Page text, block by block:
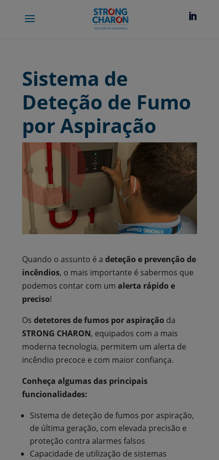
Sistema de
Deteção de Fumo
por Aspiração
Quando o assunto é a deteção e prevenção de
incêndios, o mais importante é sabermos que
podemos contar com um alerta rápido e
preciso!
Os detetores de fumos por aspiração da
STRONG CHARON, equipados com a mais
moderna tecnologia, permitem um alerta de
incêndio precoce e com maior confiança.
Conheça algumas das principais
funcionalidades:
Sistema de deteção de fumos por aspiração,
de última geração, com elevada precisão e
proteção contra alarmes falsos
Capacidade de utilização de sistemas